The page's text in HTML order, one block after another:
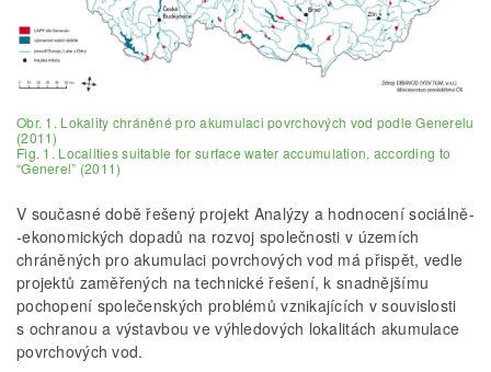
Obr. 1. Lokality chráněné pro akumulaci povrchových vod podle Generelu
(2011)
Fig. 1. Localities suitable for surface water accumulation, according to
“Generel” (2011)
V současné době řešený projekt Analýzy a hodnocení sociálně­
‑ekonomických dopadů na rozvoj společnosti v územích
chráněných pro akumulaci povrchových vod má přispět, vedle
projektů zaměřených na technické řešení, k snadnějšímu
pochopení společenských problémů vznikajících v souvislosti
s ochranou a výstavbou ve výhledových lokalitách akumulace
povrchových vod.